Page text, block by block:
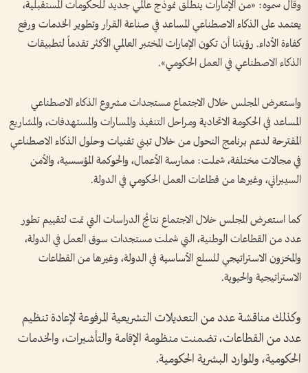
وقال سموه: «من الإمارات ينطلق نموذج عالمي جديد للحكومات المستقبلية،
يعتمد على الذكاء الاصطناعي المساعد في صناعة القرار وتطوير الخدمات ورفع
كفاءة الأداء. رؤيتنا أن تكون الإمارات المختبر العالمي الأكثر تقدماً لتطبيقات
الذكاء الاصطناعي في العمل الحكومي».
واستعرض المجلس خلال الاجتماع مستجدات مشروع الذكاء الاصطناعي
المساعد في الحكومة الاتحادية ومراحل التنفيذ والمسارات والمستهدفات، والمشاريع
المقترحة لدعم برنامج التحول من خلال تبني تقنيات وحلول الذكاء الاصطناعي
في مجالات مختلفة، شملت: ممارسة الأعمال، والحوكمة المؤسسية، والأمن
السيبراني، وغيرها من قطاعات العمل الحكومي في الدولة.
كما استعرض المجلس خلال الاجتماع نتائج الدراسات التي تمت لتقييم تطور
عدد من القطاعات الوطنية، التي شملت مستجدات سوق العمل في الدولة،
والمخزون الاستراتيجي للسلع الأساسية في الدولة، وغيرها من القطاعات
الاستراتيجية والحيوية.
وكذلك مناقشة عدد من التعديلات التشريعية المرفوعة لإعادة تنظيم
عدد من القطاعات، تضمنت منظومة الإقامة والتأشيرات، والخدمات
الحكومية، والموارد البشرية الحكومية.